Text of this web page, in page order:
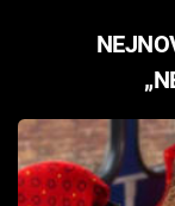
Filmy